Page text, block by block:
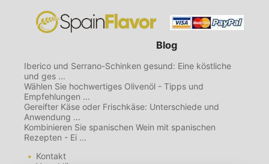
Blog
Iberico und Serrano-Schinken gesund: Eine köstliche
und ges ...
Wählen Sie hochwertiges Olivenöl - Tipps und
Empfehlungen ...
Gereifter Käse oder Frischkäse: Unterschiede und
Anwendung ...
Kombinieren Sie spanischen Wein mit spanischen
Rezepten - Ei ...
Kontakt